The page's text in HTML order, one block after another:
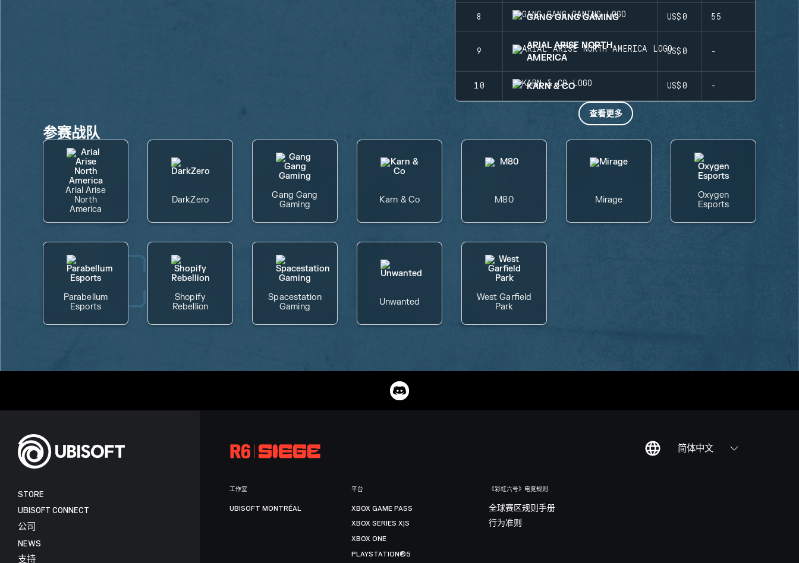
8 GANG GANG GAMING US$0 55
9
ARIAL ARISE NORTH
AMERICA
US$0 -
10 KARN & CO US$0 -
查看更多
参赛战队
Arial Arise
North
America
DarkZero
Gang Gang
Gaming
Karn & Co M80 Mirage
Oxygen
Esports
Parabellum
Esports
Shopify
Rebellion
Spacestation
Gaming
Unwanted
West Garfield
Park
简体中文
STORE
UBISOFT CONNECT
公司
NEWS
支持
工作室
UBISOFT MONTRÉAL
平台
XBOX GAME PASS
XBOX SERIES X|S
XBOX ONE
PLAYSTATION®5
《彩虹六号》电竞规则
全球赛区规则手册
行为准则